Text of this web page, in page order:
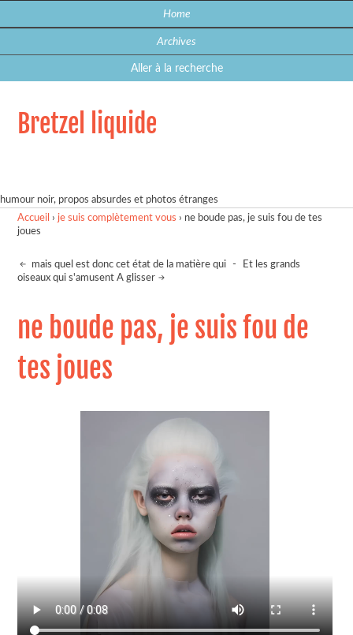
Home
Archives
Aller à la recherche
Bretzel liquide
humour noir, propos absurdes et photos étranges
Accueil › je suis complètement vous › ne boude pas, je suis fou de tes
joues
mais quel est donc cet état de la matière qui -
Et les grands
oiseaux qui s'amusent A glisser
ne boude pas, je suis fou de
tes joues